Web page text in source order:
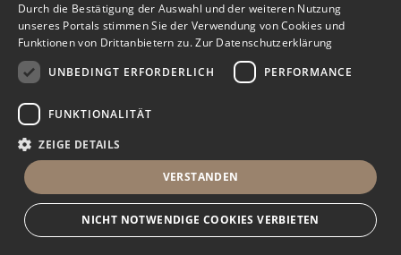
Karlsruhe Oststadt
1
Donaueschingen
Baden-Württemberg
Baden-Württemberg 607
Mühlhausen 2
Durch die Bestätigung der Auswahl und der weiteren Nutzung
unseres Portals stimmen Sie der Verwendung von Cookies und
Funktionen von Drittanbietern zu.Zur Datenschutzerklärung
UNBEDINGT ERFORDERLICH
PERFORMANCE
FUNKTIONALITÄT
ZEIGE DETAILS
VERSTANDEN
NICHT NOTWENDIGE COOKIES VERBIETEN